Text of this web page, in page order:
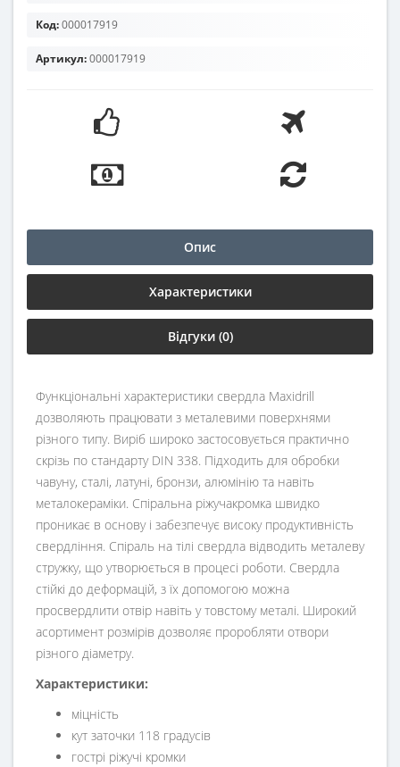
Код:000017919
Артикул:000017919
Опис
Характеристики
Відгуки (0)
Функціональні характеристики свердла Maxidrill
дозволяють працювати з металевими поверхнями
різного типу. Виріб широко застосовується практично
скрізь по стандарту DIN 338. Підходить для обробки
чавуну, сталі, латуні, бронзи, алюмінію та навіть
металокераміки. Спіральна ріжучакромка швидко
проникає в основу і забезпечує високу продуктивність
свердління. Спіраль на тілі свердла відводить металеву
стружку, що утворюється в процесі роботи. Свердла
стійкі до деформацій, з їх допомогою можна
просвердлити отвір навіть у товстому металі. Широкий
асортимент розмірів дозволяє проробляти отвори
різного діаметру.
Характеристики:
міцність
кут заточки 118 градусів
гострі ріжучі кромки